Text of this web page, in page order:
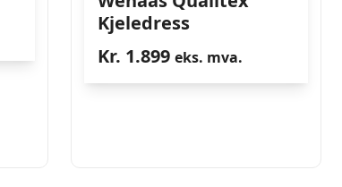
Kjeledress
Kr. 1.899 eks. mva.